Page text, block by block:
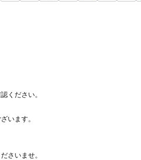
ください。
います。
さいませ。